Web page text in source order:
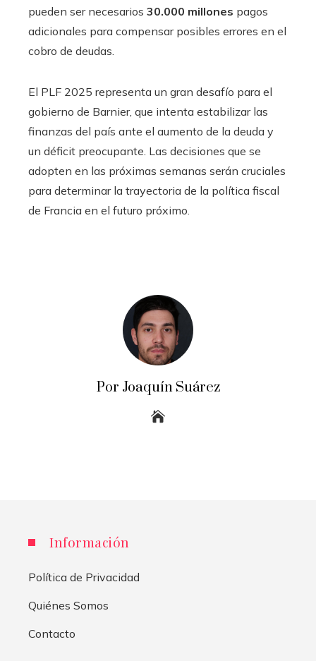
pueden ser necesarios 30.000 millones pagos
adicionales para compensar posibles errores en el
cobro de deudas.
El PLF 2025 representa un gran desafío para el
gobierno de Barnier, que intenta estabilizar las
finanzas del país ante el aumento de la deuda y
un déficit preocupante. Las decisiones que se
adopten en las próximas semanas serán cruciales
para determinar la trayectoria de la política fiscal
de Francia en el futuro próximo.
Por Joaquín Suárez
Información
Política de Privacidad
Quiénes Somos
Contacto